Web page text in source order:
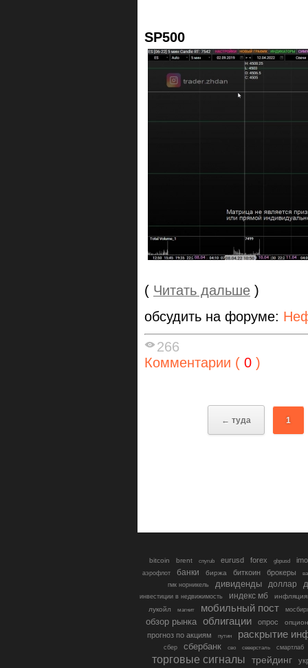
SP500
( Читать дальше )
обсудить на форуме:
266
Комментарии ( 0 )
← туда 1
bitcoin brent cnyrub eurusd forex gbpusd
аэрофлот банки биржа биткоин брокеры
гмк норникель
дивиденды доллар
инвестиции в недвижимость индекс мб
инфляция
лукойл
магнит мобильный пост
обзор рынка облигации опрос
прогноз по акциям путин раскрытие
сбер сбербанк сво северсталь смартлаб
торговые сигналы трейдинг